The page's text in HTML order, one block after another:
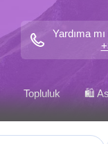
Yardıma
Topluluk 🛍️